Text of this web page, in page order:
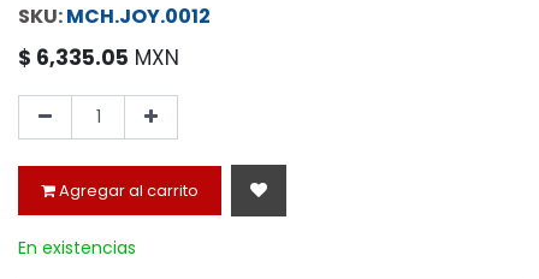
MCH.JOY.0012
$ 6,335.05 MXN
Agregar al carrito
En existencias